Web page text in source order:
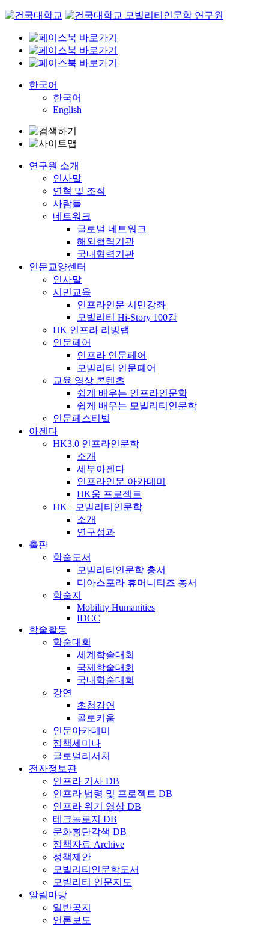
Skip
content
한국어
한국어
English
연구원 소개
인사말
연혁 및 조직
사람들
네트워크
글로벌 네트워크
해외협력기관
국내협력기관
인문교양센터
인사말
시민교육
인프라인문 시민강좌
모빌리티 Hi-Story 100강
HK 인프라 리빙랩
인문페어
인프라 인문페어
모빌리티 인문페어
교육 영상 콘텐츠
쉽게 배우는 인프라인문학
쉽게 배우는 모빌리티인문학
인문페스티벌
아젠다
HK3.0 인프라인문학
소개
세부아젠다
인프라인문 아카데미
HK움 프로젝트
HK+ 모빌리티인문학
소개
연구성과
출판
학술도서
모빌리티인문학 총서
디아스포라 휴머니티즈 총서
학술지
Mobility Humanities
IDCC
학술활동
학술대회
세계학술대회
국제학술대회
국내학술대회
강연
초청강연
콜로키움
인문아카데미
정책세미나
글로벌리서처
전자정보관
인프라 기사 DB
인프라 법령 및 프로젝트 DB
인프라 위기 영상 DB
테크놀로지 DB
문화횡단각색 DB
정책자료 Archive
정책제안
모빌리티인문학도서
모빌리티 인문지도
알림마당
일반공지
언론보도